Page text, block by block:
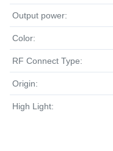
Output power:
Color:
RF Connect Type:
Origin:
High Light: